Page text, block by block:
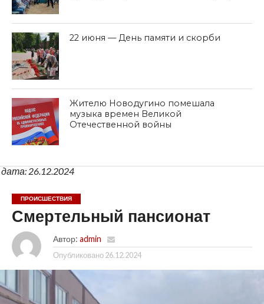
22 июня — День памяти и скорби
Жителю Новодугино помешала
музыка времен Великой
Отечественной войны
дата: 26.12.2024
ПРОИСШЕСТВИЯ
Смертельный пансионат
Автор: admin
Опубликовано 26.12.2024